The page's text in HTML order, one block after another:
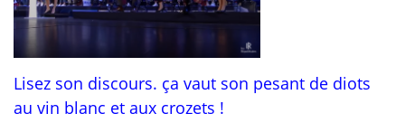
Lisez son discours. ça vaut son pesant de diots
au vin blanc et aux crozets !